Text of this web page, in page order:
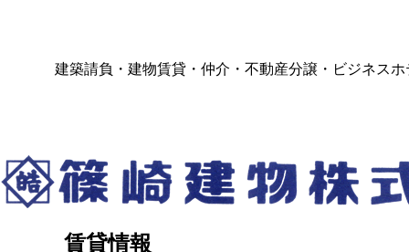
建築請負・建物賃貸・仲介・不動産分譲・ビジネス
賃貸情報